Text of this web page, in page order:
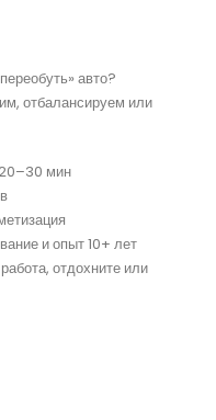
авто?
отбалансируем или
20–30 мин
и опыт 10+ лет
отдохните или